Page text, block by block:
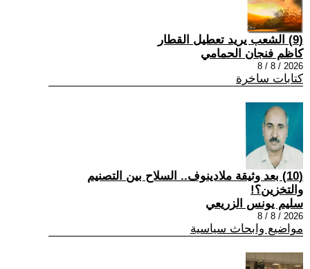
(9) الشعب يريد تعطيل القطار
كاظم فنجان الحمامي
2026 / 8 / 8
كتابات ساخرة
(10) بعد وثيقة ملادينوف.. السلاح بين التصنيم
والتخزين؟!
سليم يونس الزريعي
2026 / 8 / 8
مواضيع وابحاث سياسية